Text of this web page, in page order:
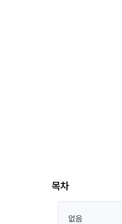
목차
없음